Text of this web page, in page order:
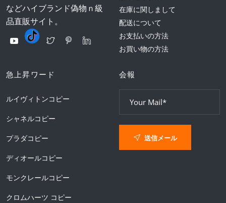
などハイブランド偽物ｎ級
品直販サイト。
在庫に関しまして
配送について
お支払いの方法
お買い物の方法
急上昇ワード
ルイヴィトンコピー
シャネルコピー
プラダコピー
ディオールコピー
モンクレールコピー
クロムハーツ コピー
会報
送信メール